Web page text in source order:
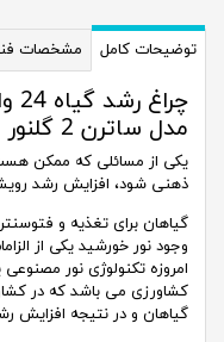
توضیحات کامل مشخصات
مدل ساترن 2 گلنور
یکی از مسائلی که ممکن
ذهنی شود، افزایش رشد
گیاهان برای تغذیه و
وجود نور خورشید یکی از
امروزه تکنولوژی نور
کشاورزی می باشد که در
گیاهان و در نتیجه افزایش